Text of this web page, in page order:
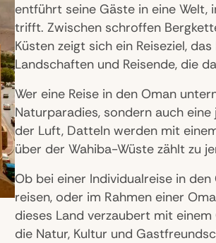
entführt seine Gäste in eine Welt,
trifft. Zwischen schroffen
Küsten zeigt sich ein Reiseziel,
Landschaften und Reisende, die
Wer eine Reise in den Oman
Naturparadies, sondern auch
der Luft, Datteln werden mit
über der Wahiba-Wüste zählt zu
Ob bei einer Individualreise in
reisen, oder im Rahmen einer
dieses Land verzaubert mit
die Natur, Kultur und